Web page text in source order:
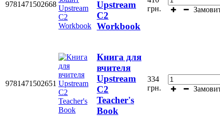
9781471502668
Upstream
С2
Workbook
грн.
9781471502651
Книга для
вчителя
Upstream
C2
Teacher's
Book
334
грн.